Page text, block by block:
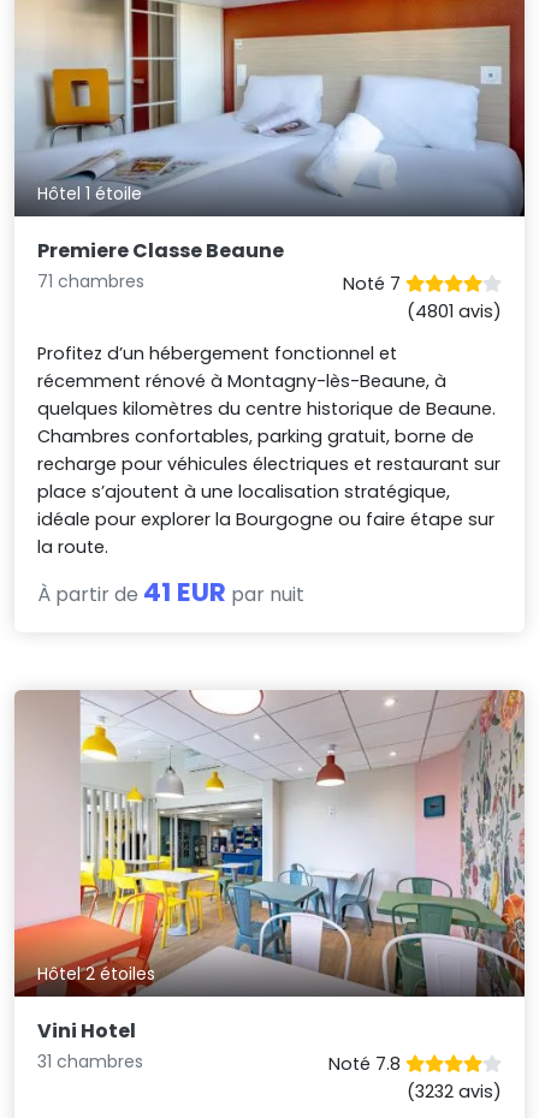
Hôtel 1 étoile
Premiere Classe Beaune
71 chambres
Noté 7
(4801 avis)
Profitez d’un hébergement fonctionnel et
récemment rénové à Montagny-lès-Beaune, à
quelques kilomètres du centre historique de Beaune.
Chambres confortables, parking gratuit, borne de
recharge pour véhicules électriques et restaurant sur
place s’ajoutent à une localisation stratégique,
idéale pour explorer la Bourgogne ou faire étape sur
la route.
À partir de 41 EUR par nuit
Hôtel 2 étoiles
Vini Hotel
31 chambres
Noté 7.8
(3232 avis)